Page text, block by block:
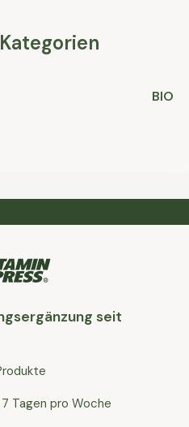
BIO
seit
Tagen pro Woche